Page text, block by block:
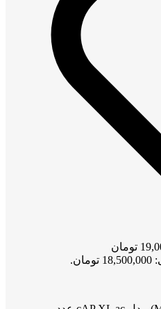
قیمت اصلی: 19,000,000 تومان